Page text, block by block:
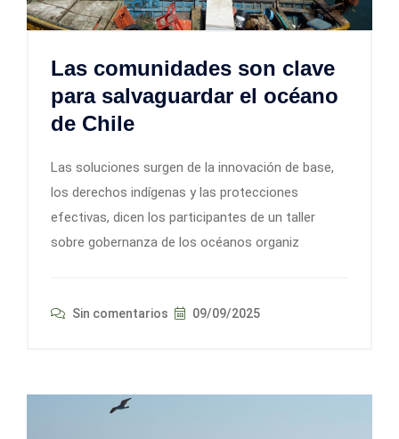
Las comunidades son clave
para salvaguardar el océano
de Chile
Las soluciones surgen de la innovación de base,
los derechos indígenas y las protecciones
efectivas, dicen los participantes de un taller
sobre gobernanza de los océanos organiz
Sin comentarios 09/09/2025